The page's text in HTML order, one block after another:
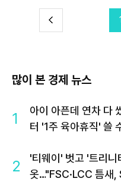
이
많이 본 경제 뉴스
1
아이 아픈데 연차 다
터 '1주 육아휴직' 쓸
2
'티웨이' 벗고 '트리니
옷…"FSC·LCC 틈새,